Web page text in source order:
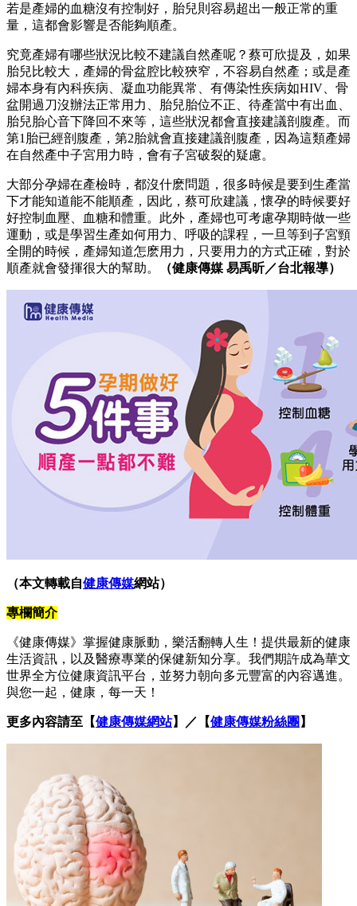
若是產婦的血糖沒有控制好，胎兒則容易超出一般正常的重
量，這都會影響是否能夠順產。
究竟產婦有哪些狀況比較不建議自然產呢？蔡可欣提及，如果
胎兒比較大，產婦的骨盆腔比較狹窄，不容易自然產；或是產
婦本身有內科疾病、凝血功能異常、有傳染性疾病如HIV、骨
盆開過刀沒辦法正常用力、胎兒胎位不正、待產當中有出血、
胎兒胎心音下降回不來等，這些狀況都會直接建議剖腹產。而
第1胎已經剖腹產，第2胎就會直接建議剖腹產，因為這類產婦
在自然產中子宮用力時，會有子宮破裂的疑慮。
大部分孕婦在產檢時，都沒什麽問題，很多時候是要到生產當
下才能知道能不能順產，因此，蔡可欣建議，懷孕的時候要好
好控制血壓、血糖和體重。此外，產婦也可考慮孕期時做一些
運動，或是學習生產如何用力、呼吸的課程，一旦等到子宮頸
全開的時候，產婦知道怎麽用力，只要用力的方式正確，對於
順產就會發揮很大的幫助。
（健康傳媒 易禹昕／台北報導）
（本文轉載自健康傳媒網站）
專欄簡介
《健康傳媒》掌握健康脈動，樂活翻轉人生！提供最新的健康
生活資訊，以及醫療專業的保健新知分享。我們期許成為華文
世界全方位健康資訊平台，並努力朝向多元豐富的內容邁進。
與您一起，健康，每一天！
更多內容請至【健康傳媒網站】／【健康傳媒粉絲團 】